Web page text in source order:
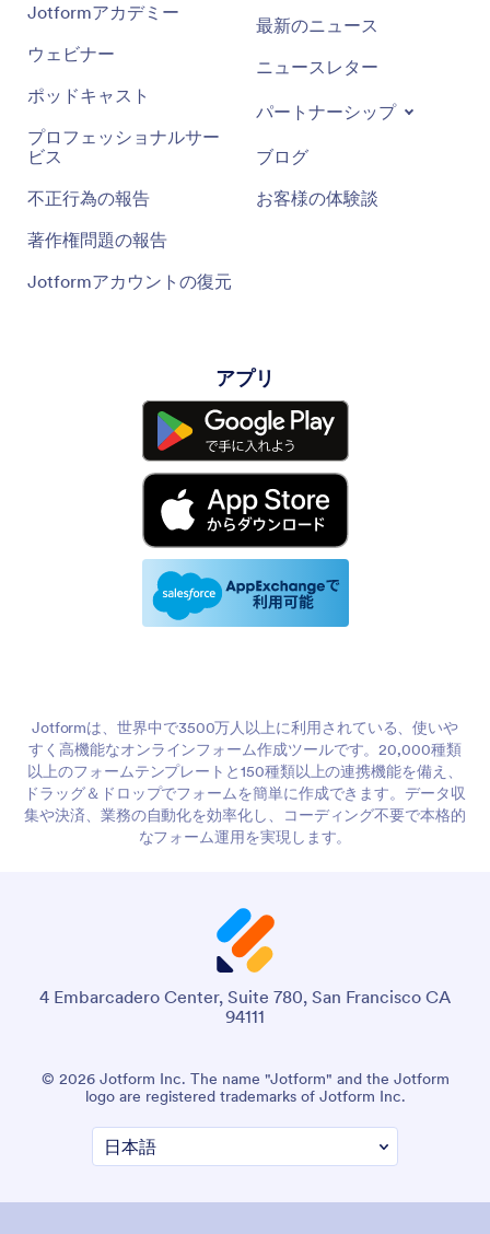
Jotformアカデミー
ウェビナー
ポッドキャスト
プロフェッショナルサー
ビス
不正行為の報告
著作権問題の報告
Jotformアカウントの復元
最新のニュース
ニュースレター
パートナーシップ
ブログ
お客様の体験談
アプリ
Jotformは、世界中で3500万人以上に利用されている、使いや
すく高機能なオンラインフォーム作成ツールです。20,000種類
以上のフォームテンプレートと150種類以上の連携機能を備え、
ドラッグ＆ドロップでフォームを簡単に作成できます。データ収
集や決済、業務の自動化を効率化し、コーディング不要で本格的
なフォーム運用を実現します。
4 Embarcadero Center, Suite 780, San Francisco CA
94111
© 2026 Jotform Inc. The name "Jotform" and the Jotform
logo are registered trademarks of Jotform Inc.